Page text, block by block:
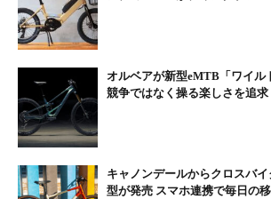
オルベアが新型eMTB「ワイル
競争ではなく操る楽しさを追求
キャノンデールからクロスバ
型が発売 スマホ連携で毎日の